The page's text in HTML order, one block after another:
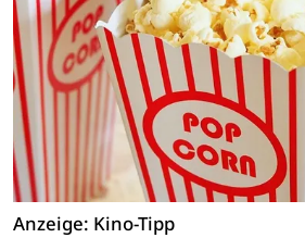
Anzeige: Kino-Tipp